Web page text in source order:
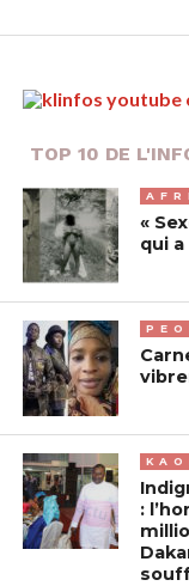
TOP 10 DE
«
qui
: